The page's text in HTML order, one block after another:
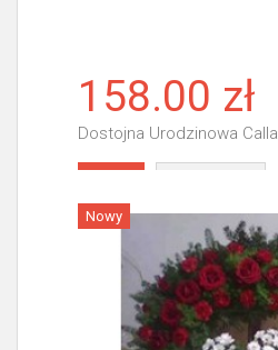
158.00 zł
Dostojna Urodzinowa Calla
Nowy